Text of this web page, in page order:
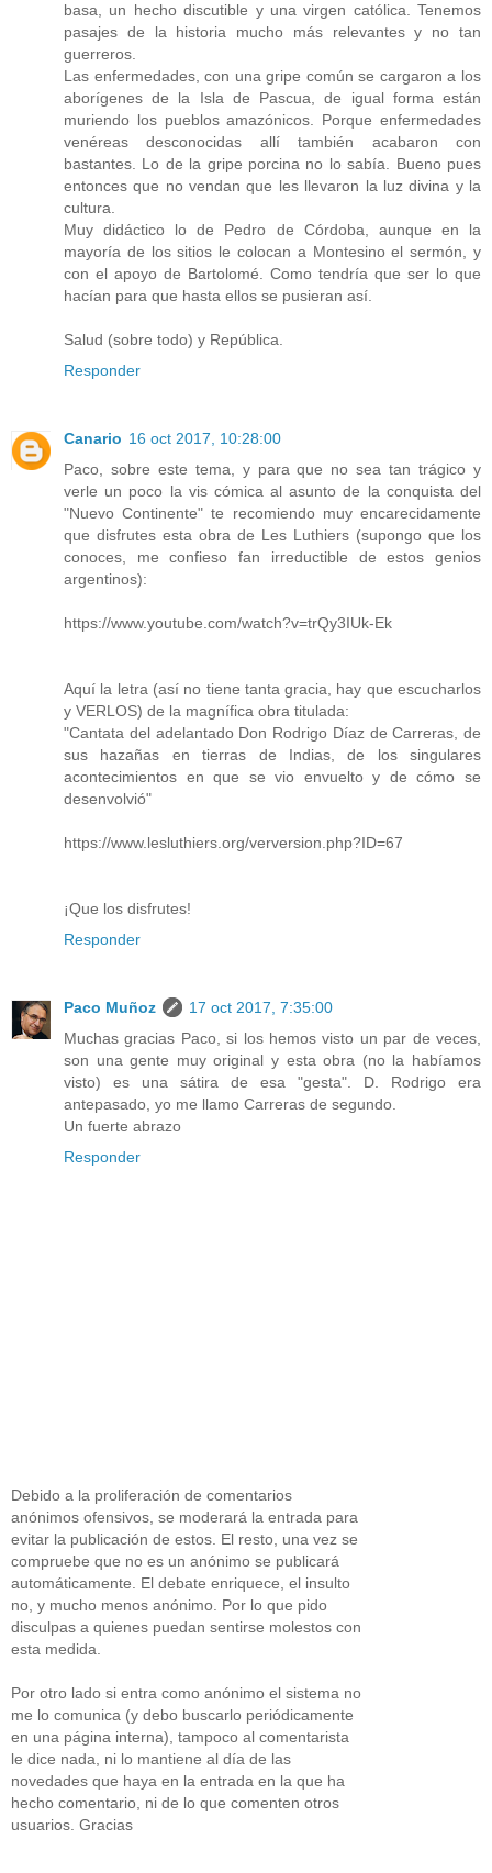
basa, un hecho discutible y una virgen católica. Tenemos
pasajes de la historia mucho más relevantes y no tan
guerreros.
Las enfermedades, con una gripe común se cargaron a los
aborígenes de la Isla de Pascua, de igual forma están
muriendo los pueblos amazónicos. Porque enfermedades
venéreas desconocidas allí también acabaron con
bastantes. Lo de la gripe porcina no lo sabía. Bueno pues
entonces que no vendan que les llevaron la luz divina y la
cultura.
Muy didáctico lo de Pedro de Córdoba, aunque en la
mayoría de los sitios le colocan a Montesino el sermón, y
con el apoyo de Bartolomé. Como tendría que ser lo que
hacían para que hasta ellos se pusieran así.
Salud (sobre todo) y República.
Responder
Canario 16 oct 2017, 10:28:00
Paco, sobre este tema, y para que no sea tan trágico y
verle un poco la vis cómica al asunto de la conquista del
"Nuevo Continente" te recomiendo muy encarecidamente
que disfrutes esta obra de Les Luthiers (supongo que los
conoces, me confieso fan irreductible de estos genios
argentinos):
https://www.youtube.com/watch?v=trQy3IUk-Ek
Aquí la letra (así no tiene tanta gracia, hay que escucharlos
y VERLOS) de la magnífica obra titulada:
"Cantata del adelantado Don Rodrigo Díaz de Carreras, de
sus hazañas en tierras de Indias, de los singulares
acontecimientos en que se vio envuelto y de cómo se
desenvolvió"
https://www.lesluthiers.org/verversion.php?ID=67
¡Que los disfrutes!
Responder
Paco Muñoz
17 oct 2017, 7:35:00
Muchas gracias Paco, si los hemos visto un par de veces,
son una gente muy original y esta obra (no la habíamos
visto) es una sátira de esa "gesta". D. Rodrigo era
antepasado, yo me llamo Carreras de segundo.
Un fuerte abrazo
Responder
Debido a la proliferación de comentarios
anónimos ofensivos, se moderará la entrada para
evitar la publicación de estos. El resto, una vez se
compruebe que no es un anónimo se publicará
automáticamente. El debate enriquece, el insulto
no, y mucho menos anónimo. Por lo que pido
disculpas a quienes puedan sentirse molestos con
esta medida.
Por otro lado si entra como anónimo el sistema no
me lo comunica (y debo buscarlo periódicamente
en una página interna), tampoco al comentarista
le dice nada, ni lo mantiene al día de las
novedades que haya en la entrada en la que ha
hecho comentario, ni de lo que comenten otros
usuarios. Gracias